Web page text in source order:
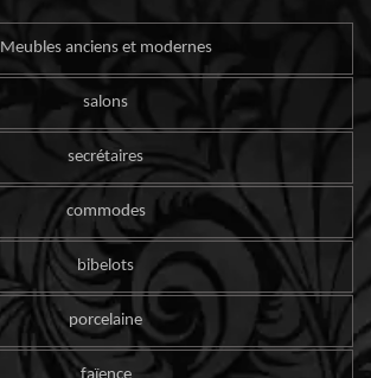
Meubles anciens et modernes
salons
secrétaires
commodes
bibelots
porcelaine